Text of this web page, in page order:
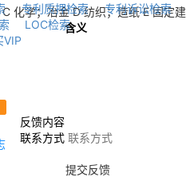
专利质押检索
专利诉讼检索
LOC检索
VIP
C 化学；冶金D 纺织；造纸E 固定
含义
反馈内容
联系方式
提交反馈